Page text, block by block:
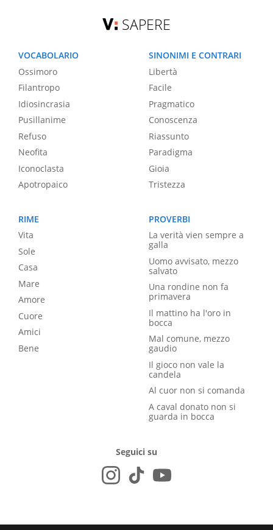
SAPERE
VOCABOLARIO
Ossimoro
Filantropo
Idiosincrasia
Pusillanime
Refuso
Neofita
Iconoclasta
Apotropaico
SINONIMI E CONTRARI
Libertà
Facile
Pragmatico
Conoscenza
Riassunto
Paradigma
Gioia
Tristezza
RIME
Vita
Sole
Casa
Mare
Amore
Cuore
Amici
Bene
PROVERBI
La verità vien sempre a
galla
Uomo avvisato, mezzo
salvato
Una rondine non fa
primavera
Il mattino ha l'oro in
bocca
Mal comune, mezzo
gaudio
Il gioco non vale la
candela
Al cuor non si comanda
A caval donato non si
guarda in bocca
Seguici su